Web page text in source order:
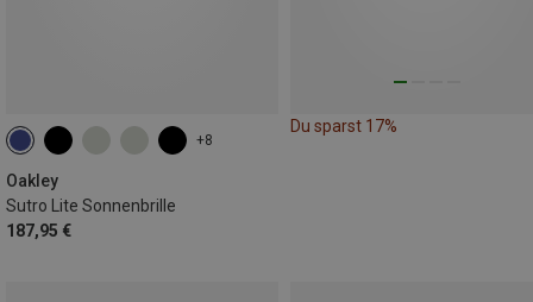
+8
Oakley
Sutro Lite Sonnenbrille
187,95 €
Du sparst 17%